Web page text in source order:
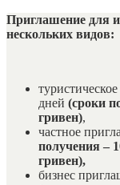
Приглашение для
нескольких видов:
дней (сроки
гривен),
частное
получения –
гривен),
бизнес